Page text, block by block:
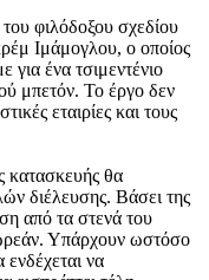
φιλόδοξου σχεδίου
Ιμάμογλου, ο οποίος
για ένα τσιμεντένιο
μπετόν. Το έργο δεν
εταιρίες και τους
κατασκευής θα
διέλευσης. Βάσει της
από τα στενά του
Υπάρχουν ωστόσο
να